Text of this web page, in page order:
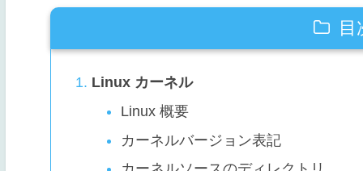
目
Linux カーネル
Linux 概要
カーネルバージョン表記